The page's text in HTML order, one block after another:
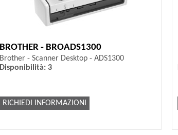
BROTHER - BROADS1300
Brother - Scanner Desktop - ADS1300
Disponibilità: 3
RICHIEDI INFORMAZIONI